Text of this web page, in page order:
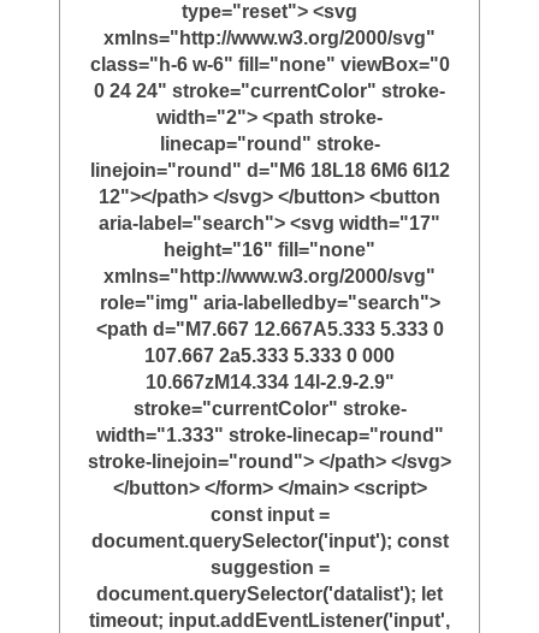
type="reset"> <svg
xmlns="http://www.w3.org/2000/svg"
class="h-6 w-6" fill="none" viewBox="0
0 24 24" stroke="currentColor" stroke-
width="2"> <path stroke-
linecap="round" stroke-
linejoin="round" d="M6 18L18 6M6 6l12
12"></path> </svg> </button> <button
aria-label="search"> <svg width="17"
height="16" fill="none"
xmlns="http://www.w3.org/2000/svg"
role="img" aria-labelledby="search">
<path d="M7.667 12.667A5.333 5.333 0
107.667 2a5.333 5.333 0 000
10.667zM14.334 14l-2.9-2.9"
stroke="currentColor" stroke-
width="1.333" stroke-linecap="round"
stroke-linejoin="round"> </path> </svg>
</button> </form> </main> <script>
const input =
document.querySelector('input'); const
suggestion =
document.querySelector('datalist'); let
timeout; input.addEventListener('input',